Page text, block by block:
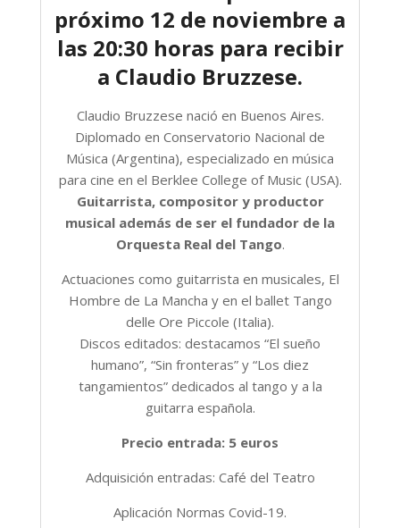
próximo 12 de noviembre a
las 20:30 horas para recibir
a Claudio Bruzzese.
Claudio Bruzzese nació en Buenos Aires.
Diplomado en Conservatorio Nacional de
Música (Argentina), especializado en música
para cine en el Berklee College of Music (USA).
Guitarrista, compositor y productor
musical además de ser el fundador de la
Orquesta Real del Tango.
Actuaciones como guitarrista en musicales, El
Hombre de La Mancha y en el ballet Tango
delle Ore Piccole (Italia).
Discos editados: destacamos “El sueño
humano”, “Sin fronteras” y “Los diez
tangamientos” dedicados al tango y a la
guitarra española.
Precio entrada: 5 euros
Adquisición entradas: Café del Teatro
Aplicación Normas Covid-19.